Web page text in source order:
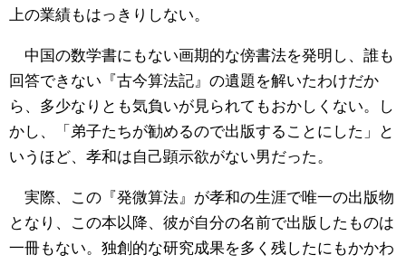
上の業績もはっきりしない。
中国の数学書にもない画期的な傍書法を発明し、誰も
回答できない『古今算法記』の遺題を解いたわけだか
ら、多少なりとも気負いが見られてもおかしくない。し
かし、「弟子たちが勧めるので出版することにした」と
いうほど、孝和は自己顕示欲がない男だった。
実際、この『発微算法』が孝和の生涯で唯一の出版物
となり、この本以降、彼が自分の名前で出版したものは
一冊もない。独創的な研究成果を多く残したにもかかわ